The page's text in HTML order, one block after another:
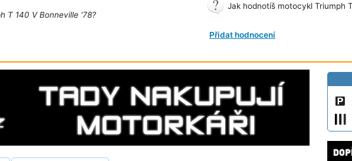
T 140 V Bonneville '78?
Jak hodnotíš motocykl Triumph
Přidat hodnocení